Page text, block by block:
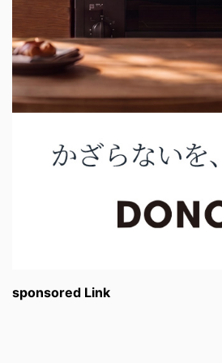
sponsored Link